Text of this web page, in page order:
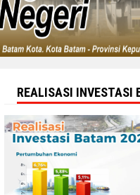
REALISASI INVESTASI